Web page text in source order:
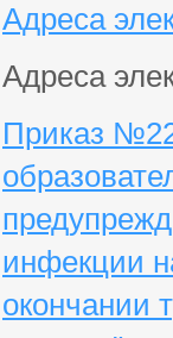
Адреса
Адреса
Приказ
инфекции
окончании